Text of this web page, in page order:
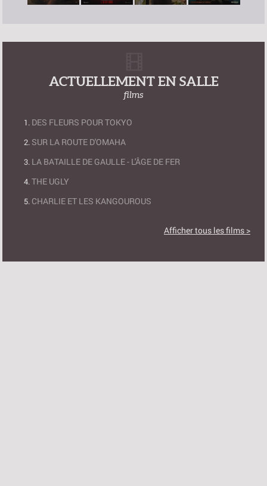
ACTUELLEMENT EN SALLE
films
DES FLEURS POUR TOKYO
SUR LA ROUTE D'OMAHA
LA BATAILLE DE GAULLE - L'ÂGE DE FER
THE UGLY
CHARLIE ET LES KANGOUROUS
Afficher tous les films >